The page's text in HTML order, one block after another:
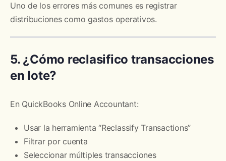
Uno de los errores más comunes es registrar
distribuciones como gastos operativos.
5. ¿Cómo reclasifico transacciones
en lote?
En QuickBooks Online Accountant:
Usar la herramienta “Reclassify Transactions”
Filtrar por cuenta
Seleccionar múltiples transacciones